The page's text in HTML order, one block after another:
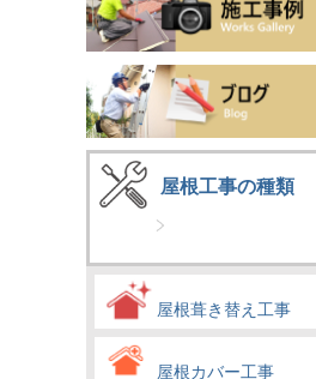
屋根工事の種類
屋根葺き替え工事
屋根カバー工事